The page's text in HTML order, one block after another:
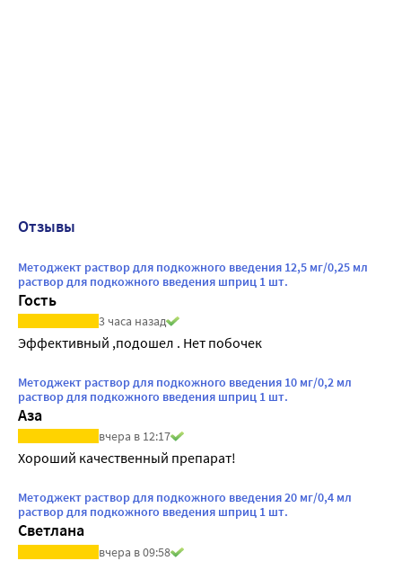
Отзывы
Методжект раствор для подкожного введения 12,5 мг/0,25 мл
раствор для подкожного введения шприц 1 шт.
Гость
3 часа назад
Эффективный ,подошел . Нет побочек
Методжект раствор для подкожного введения 10 мг/0,2 мл
раствор для подкожного введения шприц 1 шт.
Аза
вчера в 12:17
Хороший качественный препарат!
Методжект раствор для подкожного введения 20 мг/0,4 мл
раствор для подкожного введения шприц 1 шт.
Светлана
вчера в 09:58